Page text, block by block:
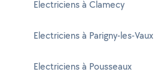
Electriciens à Clamecy
Electriciens à Parigny-les-Vaux
Electriciens à Pousseaux